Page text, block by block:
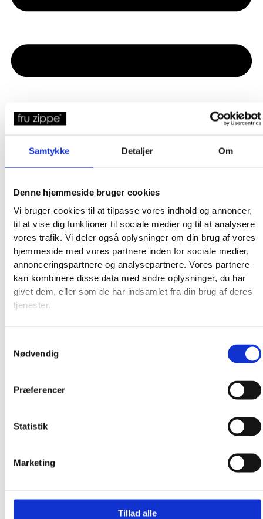
Samtykke Detaljer Om
Denne hjemmeside bruger cookies
Vi bruger cookies til at tilpasse vores indhold og annoncer,
til at vise dig funktioner til sociale medier og til at analysere
vores trafik. Vi deler også oplysninger om din brug af vores
hjemmeside med vores partnere inden for sociale medier,
annonceringspartnere og analysepartnere. Vores partnere
kan kombinere disse data med andre oplysninger, du har
givet dem, eller som de har indsamlet fra din brug af deres
tjenester.
Nødvendig
Præferencer
Statistik
Marketing
Tillad alle